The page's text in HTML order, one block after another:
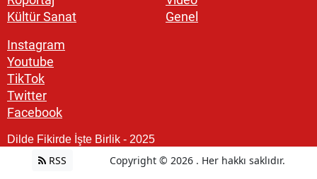
Kültür Sanat
Genel
Instagram
Youtube
TikTok
Twitter
Facebook
Dilde Fikirde İşte Birlik - 2025
RSS Copyright © 2026 . Her hakkı saklıdır.